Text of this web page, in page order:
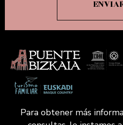
Para obtener más